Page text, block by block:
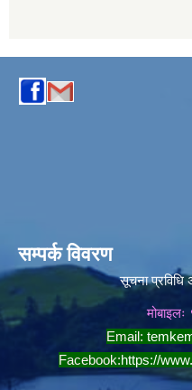
सम्पर्क विवरण
सूचना
Email:
Facebook:https://